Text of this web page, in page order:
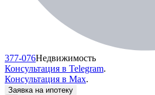
377-076Недвижимость
Консультация в Telegram.
Консультация в Max.
Заявка на ипотеку